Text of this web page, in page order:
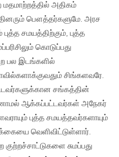
அதிகம்
பௌத்தர்களுமே. அரச
சமயத்திற்கும், புத்த
கொடுப்பது
பல இடங்களில்
சிங்களவரே.
சங்கத்தின்
ஆக்கப்பட்டவர்கள் அநேகர்
புத்த சமயத்தவர்களாயும்
வெளிவிட்டுள்ளார்.
சுமப்பது